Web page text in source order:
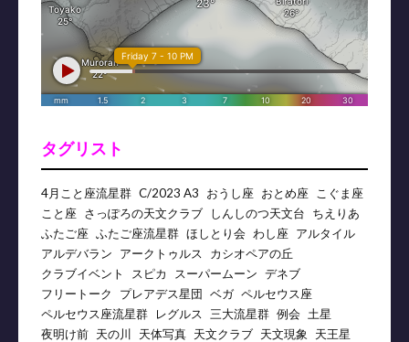
タグリスト
4月こと座流星群 C/2023 A3 おうし座 おとめ座 こぐま座
こと座 さっぽろの天文クラブ しんしのつ天文台
ちえりあ
ふたご座 ふたご座流星群 ほしとり会 わし座 アルタイル
アルデバラン
アークトゥルス
カシオペアの丘
クラブイベント
スピカ スーパームーン デネブ
フリートーク
プレアデス星団 ベガ ペルセウス座
ペルセウス座流星群
レグルス 三大流星群 例会 土星
夜明け前 天の川 天体写真 天文クラブ 天文現象 天王星